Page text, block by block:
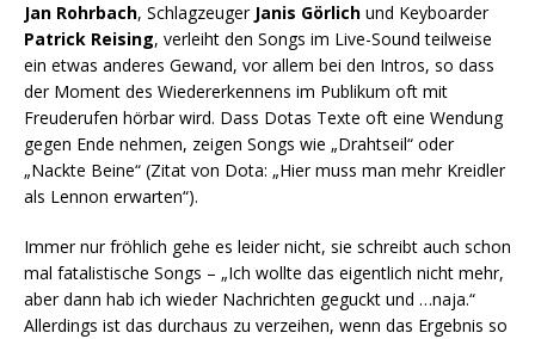
Jan Rohrbach, Schlagzeuger Janis Görlich und Keyboarder
Patrick Reising, verleiht den Songs im Live-Sound teilweise
ein etwas anderes Gewand, vor allem bei den Intros, so dass
der Moment des Wiedererkennens im Publikum oft mit
Freuderufen hörbar wird. Dass Dotas Texte oft eine Wendung
gegen Ende nehmen, zeigen Songs wie „Drahtseil“ oder
„Nackte Beine“ (Zitat von Dota: „Hier muss man mehr Kreidler
als Lennon erwarten“).
Immer nur fröhlich gehe es leider nicht, sie schreibt auch schon
mal fatalistische Songs – „Ich wollte das eigentlich nicht mehr,
aber dann hab ich wieder Nachrichten geguckt und …naja.“
Allerdings ist das durchaus zu verzeihen, wenn das Ergebnis so